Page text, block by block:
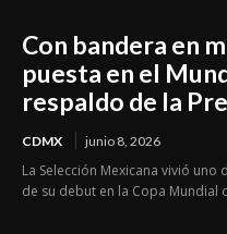
Con bandera en
puesta en el
respaldo de la
CDMX junio 8, 2026
La Selección Mexicana vivió
de su debut en la Copa Mundial